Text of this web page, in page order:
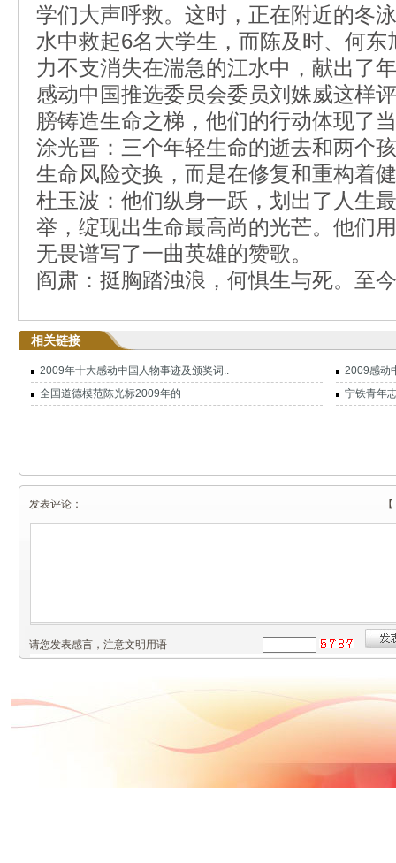
学们大声呼救。这时，正在附近的冬
水中救起6名大学生，而陈及时、何
力不支消失在湍急的江水中，献出了
感动中国推选委员会委员刘姝威这样
膀铸造生命之梯，他们的行动体现了
涂光晋：三个年轻生命的逝去和两个
生命风险交换，而是在修复和重构着
杜玉波：他们纵身一跃，划出了人生
举，绽现出生命最高尚的光芒。他们
无畏谱写了一曲英雄的赞歌。
阎肃：挺胸踏浊浪，何惧生与死。至
相关链接
2009年十大感动中国人物事迹及颁奖词..
2009感动
全国道德模范陈光标2009年的
宁铁青年
发表评论：
请您发表感言，注意文明用语